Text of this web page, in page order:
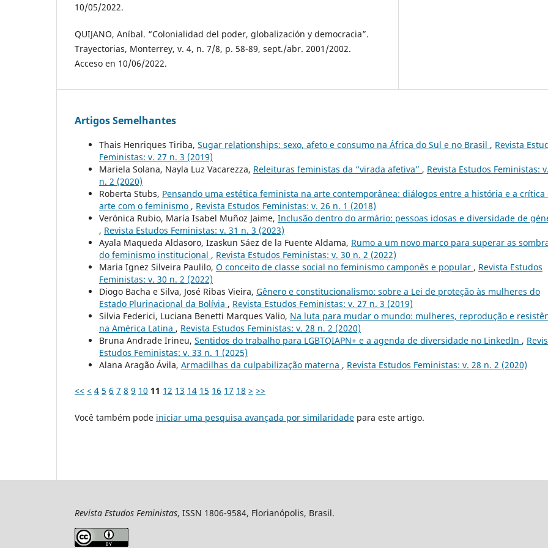
10/05/2022.
QUIJANO, Aníbal. “Colonialidad del poder, globalización y democracia”.
Trayectorias, Monterrey, v. 4, n. 7/8, p. 58-89, sept./abr. 2001/2002.
Acceso en 10/06/2022.
Artigos Semelhantes
Thais Henriques Tiriba, Sugar relationships: sexo, afeto e consumo na África do Sul e no Brasil , Revista
Feministas: v. 27 n. 3 (2019)
Mariela Solana, Nayla Luz Vacarezza, Releituras feministas da “virada afetiva” , Revista Estudos Feministas:
n. 2 (2020)
Roberta Stubs, Pensando uma estética feminista na arte contemporânea: diálogos entre a história e a crítica
arte com o feminismo , Revista Estudos Feministas: v. 26 n. 1 (2018)
Verónica Rubio, María Isabel Muñoz Jaime, Inclusão dentro do armário: pessoas idosas e diversidade de
, Revista Estudos Feministas: v. 31 n. 3 (2023)
Ayala Maqueda Aldasoro, Izaskun Sáez de la Fuente Aldama, Rumo a um novo marco para superar as
do feminismo institucional , Revista Estudos Feministas: v. 30 n. 2 (2022)
Maria Ignez Silveira Paulilo, O conceito de classe social no feminismo camponês e popular , Revista Estudos
Feministas: v. 30 n. 2 (2022)
Diogo Bacha e Silva, José Ribas Vieira, Gênero e constitucionalismo: sobre a Lei de proteção às mulheres do
Estado Plurinacional da Bolívia , Revista Estudos Feministas: v. 27 n. 3 (2019)
Silvia Federici, Luciana Benetti Marques Valio, Na luta para mudar o mundo: mulheres, reprodução e
na América Latina , Revista Estudos Feministas: v. 28 n. 2 (2020)
Bruna Andrade Irineu, Sentidos do trabalho para LGBTQIAPN+ e a agenda de diversidade no LinkedIn ,
Estudos Feministas: v. 33 n. 1 (2025)
Alana Aragão Ávila, Armadilhas da culpabilização materna , Revista Estudos Feministas: v. 28 n. 2 (2020)
<< < 4 5 6 7 8 9 10 11 12 13 14 15 16 17 18 > >>
Você também pode iniciar uma pesquisa avançada por similaridade para este artigo.
Revista Estudos Feministas, ISSN 1806-9584, Florianópolis, Brasil.